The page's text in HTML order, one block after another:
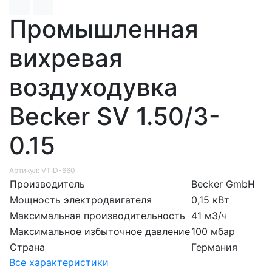
Промышленная
вихревая
воздуходувка
Becker SV 1.50/3-
0.15
Артикул: VTID-660
Производитель
Becker GmbH
Мощность электродвигателя
0,15 кВт
Максимальная производительность 41 м3/ч
Максимальное избыточное давление100 мбар
Страна
Германия
Все характеристики